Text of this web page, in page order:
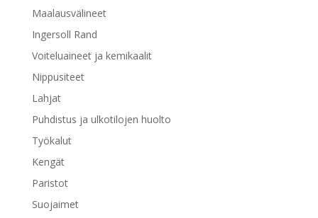
Maalausvälineet
Ingersoll Rand
Voiteluaineet ja kemikaalit
Nippusiteet
Lahjat
Puhdistus ja ulkotilojen huolto
Työkalut
Kengät
Paristot
Suojaimet